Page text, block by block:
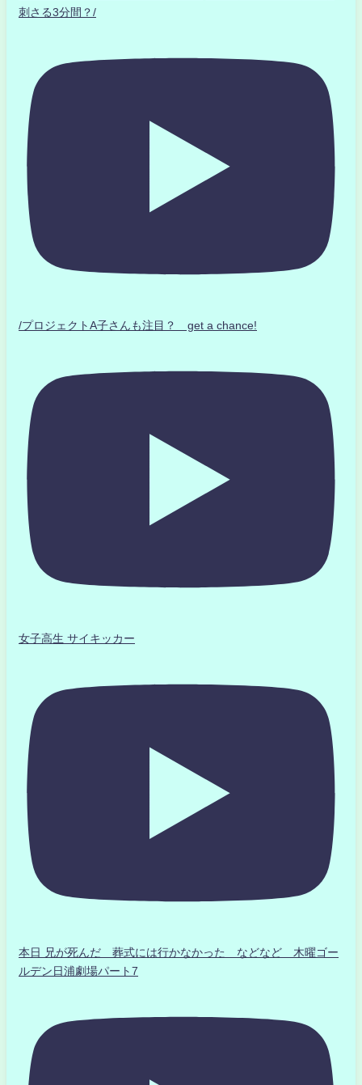
刺さる3分間？/
/プロジェクトA子さんも注目？ get a chance!
女子高生 サイキッカー
本日 兄が死んだ 葬式には行かなかった などなど 木曜ゴー
ルデン日浦劇場パート7